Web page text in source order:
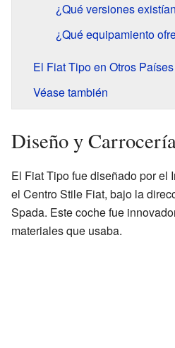
¿Qué versiones
¿Qué equipamiento
El Fiat Tipo en Otros Países
Véase también
Diseño y
El Fiat Tipo fue diseñado por el
el Centro Stile Fiat, bajo la
Spada. Este coche fue
materiales que usaba.